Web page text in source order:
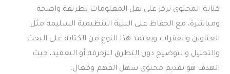
كتابة المحتوى تركز على نقل المعلومات بطريقة واضحة
ومباشرة، مع الحفاظ على البنية التنظيمية السليمة مثل
العناوين والفقرات ويعتمد هذا النوع من الكتابة على البحث
والتحليل والتوضيح دون التطرق للزخرفة أو التعقيد، حيث
الهدف هو تقديم محتوى سهل الفهم وفعال.